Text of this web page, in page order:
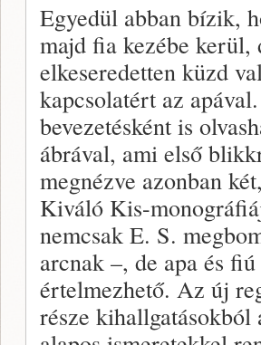
Egyedül abban bízik,
majd fia kezébe
elkeseredetten küzd
kapcsolatért az
bevezetésként is
ábrával, ami első
megnézve azonban
Kiváló Kis-
nemcsak E. S.
arcnak –, de apa és
értelmezhető. Az új
része